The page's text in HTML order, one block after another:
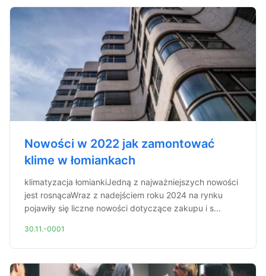
Nowości w 2022 jak zamontować
klime w łomiankach
klimatyzacja łomiankiJedną z najważniejszych nowości
jest rosnącaWraz z nadejściem roku 2024 na rynku
pojawiły się liczne nowości dotyczące zakupu i s...
30.11.-0001